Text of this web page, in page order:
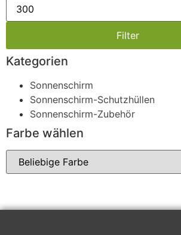
Filter
Kategorien
Sonnenschirm
Sonnenschirm-Schutzhüllen
Sonnenschirm-Zubehör
Farbe wählen